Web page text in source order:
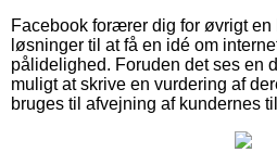
Facebook forærer dig for øvrigt
løsninger til at få en idé om
pålidelighed. Foruden det ses en
muligt at skrive en vurdering af
bruges til afvejning af kundernes